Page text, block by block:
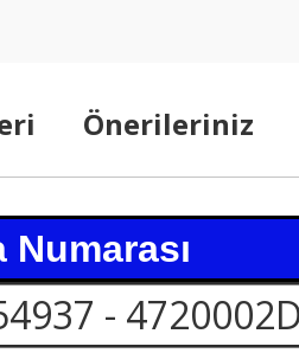
Önerileriniz
Numarası
-